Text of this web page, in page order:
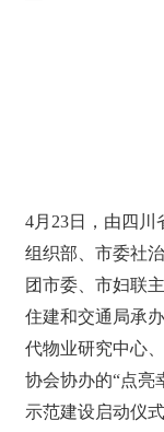
4月23日，由四
组织部、市委社
团市委、市妇联
住建和交通局承
代物业研究中心
协会协办的“点
示范建设启动仪